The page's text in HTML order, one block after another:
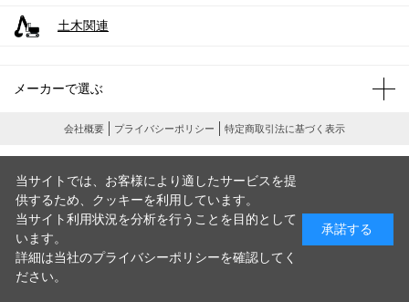
土木関連
メーカーで選ぶ
会社概要 プライバシーポリシー 特定商取引法に基づく表示
当サイトでは、お客様により適したサービスを提
供するため、クッキーを利用しています。
当サイト利用状況を分析を行うことを目的として
います。
詳細は当社のプライバシーポリシーを確認してく
ださい。
承諾する